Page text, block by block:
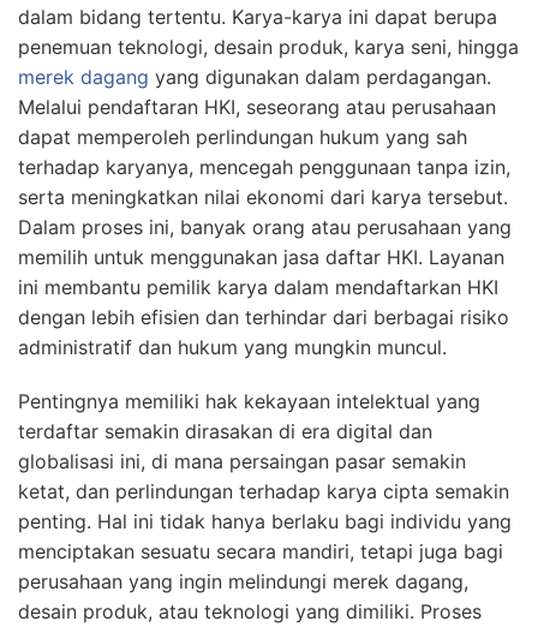
dalam bidang tertentu. Karya-karya ini dapat berupa
penemuan teknologi, desain produk, karya seni, hingga
merek dagang yang digunakan dalam perdagangan.
Melalui pendaftaran HKI, seseorang atau perusahaan
dapat memperoleh perlindungan hukum yang sah
terhadap karyanya, mencegah penggunaan tanpa izin,
serta meningkatkan nilai ekonomi dari karya tersebut.
Dalam proses ini, banyak orang atau perusahaan yang
memilih untuk menggunakan jasa daftar HKI. Layanan
ini membantu pemilik karya dalam mendaftarkan HKI
dengan lebih efisien dan terhindar dari berbagai risiko
administratif dan hukum yang mungkin muncul.
Pentingnya memiliki hak kekayaan intelektual yang
terdaftar semakin dirasakan di era digital dan
globalisasi ini, di mana persaingan pasar semakin
ketat, dan perlindungan terhadap karya cipta semakin
penting. Hal ini tidak hanya berlaku bagi individu yang
menciptakan sesuatu secara mandiri, tetapi juga bagi
perusahaan yang ingin melindungi merek dagang,
desain produk, atau teknologi yang dimiliki. Proses